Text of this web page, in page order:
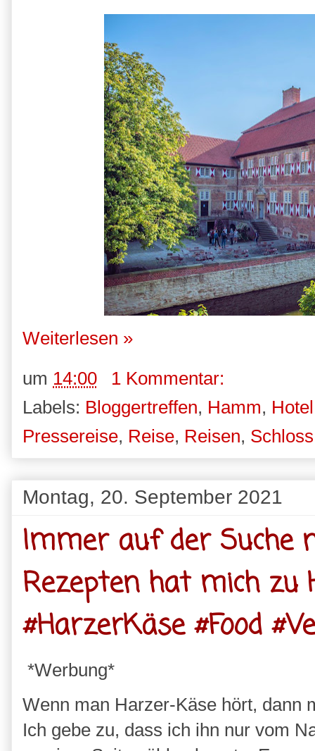
Weiterlesen »
um 14:00
1 Kommentar:
Labels: Bloggertreffen, Hamm, Hotel
Pressereise, Reise, Reisen,
Montag, 20. September 2021
Immer auf der Suche
Rezepten hat mich
#HarzerKäse #Food
*Werbung*
Wenn man Harzer-Käse hört, dann
Ich gebe zu, dass ich ihn nur vom